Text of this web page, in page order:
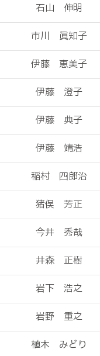
石山 伸明
市川 眞知子
伊藤 恵美子
伊藤 澄子
伊藤 典子
伊藤 靖浩
稲村 四郎治
猪俣 芳正
今井 秀哉
井森 正樹
岩下 浩之
岩野 重之
植木 みどり